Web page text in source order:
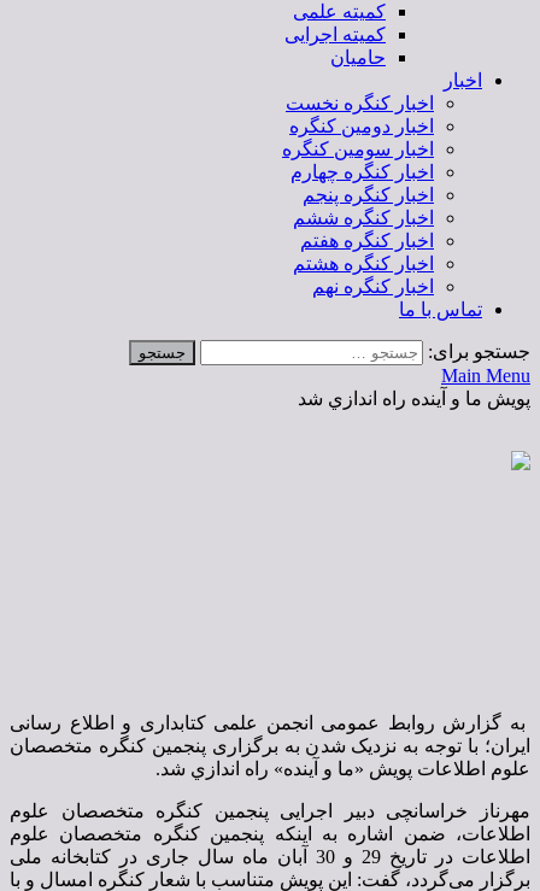
کمیته علمی
کمیته اجرایی
حامیان
اخبار
اخبار کنگره نخست
اخبار دومین کنگره
اخبار سومین کنگره
اخبار کنگره چهارم
اخبار کنگره پنجم
اخبار کنگره ششم
اخبار کنگره هفتم
اخبار کنگره هشتم
اخبار کنگره نهم
تماس با ما
جستجو برای:
Main Menu
پویش ما و آینده راه اندازي شد
به گزارش روابط عمومی انجمن علمی کتابداری و اطلاع­ رسانی
ایران؛ با توجه به نزدیک شدن به برگزاری پنجمین کنگره متخصصان
علوم اطلاعات پویش «ما و آینده» راه ­اندازي شد.
مهرناز خراسانچی دبیر اجرایی پنجمین کنگره متخصصان علوم
اطلاعات، ضمن اشاره به اینکه پنجمین کنگره متخصصان علوم
اطلاعات در تاریخ 29 و 30 آبان ماه سال جاری در کتابخانه ملی
برگزار می­‌گردد، گفت: این پویش متناسب با شعار كنگره امسال و با